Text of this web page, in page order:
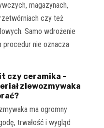
magazynach,
czy też
Samo wdrożenie
procedur nie oznacza
czy ceramika –
zlewozmywaka
ma ogromny
trwałość i wygląd